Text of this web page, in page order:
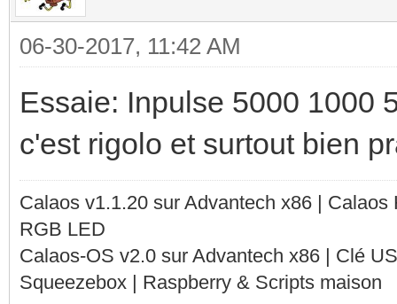
06-30-2017, 11:42 AM
Essaie: Inpulse 5000 1000
c'est rigolo et surtout bien
Calaos v1.1.20 sur Advantech x86 |
RGB LED
Calaos-OS v2.0 sur Advantech x86 | Clé
Squeezebox | Raspberry & Scripts maison